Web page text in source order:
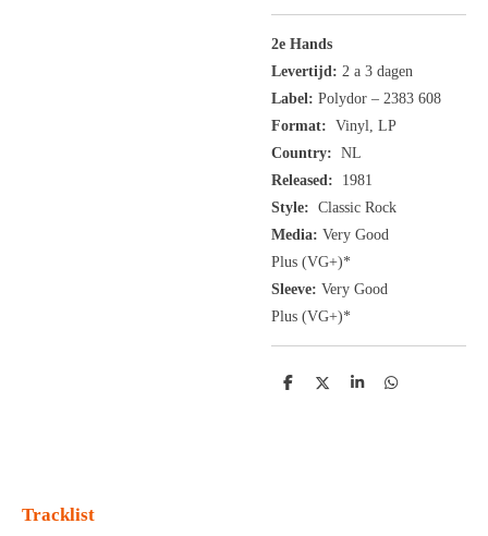
2e Hands
Levertijd: 2 a 3 dagen
Label: Polydor ‎– 2383 608
Format: Vinyl, LP
Country: NL
Released: 1981
Style: Classic Rock
Media: Very Good
Plus (VG+)*
Sleeve: Very Good
Plus (VG+)*
D
D
S
D
Tracklist